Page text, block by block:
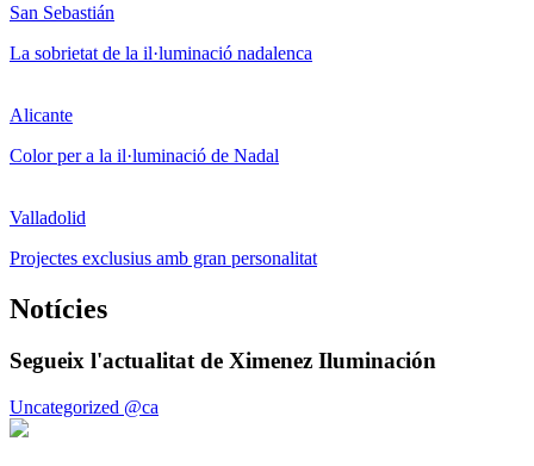
San Sebastián
La sobrietat de la il·luminació nadalenca
Alicante
Color per a la il·luminació de Nadal
Valladolid
Projectes exclusius amb gran personalitat
Notícies
Segueix l'actualitat de Ximenez Iluminación
Uncategorized @ca